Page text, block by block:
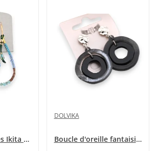
Boucles d'oreilles Ikita Perles Multicolores
DOLVIKA
Boucle d'oreille fantaisie ronde plastique noire